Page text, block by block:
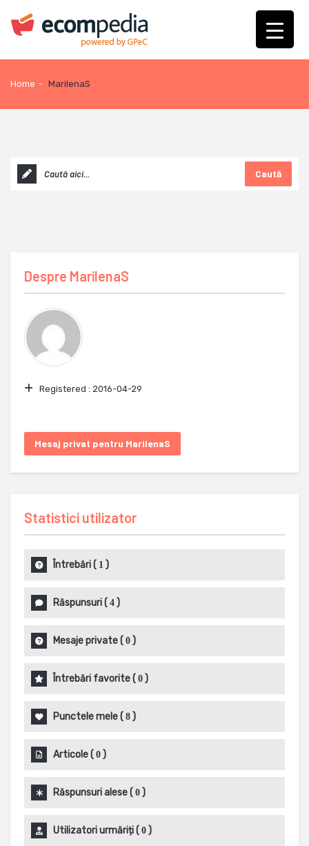
Home - MarilenaS
Caută
Despre MarilenaS
Registered : 2016-04-29
Mesaj privat pentru MarilenaS
Statistici utilizator
Întrebări( 1 )
Răspunsuri( 4 )
Mesaje private( 0 )
Întrebări favorite( 0 )
Punctele mele( 8 )
Articole( 0 )
Răspunsuri alese( 0 )
Utilizatori urmăriți( 0 )